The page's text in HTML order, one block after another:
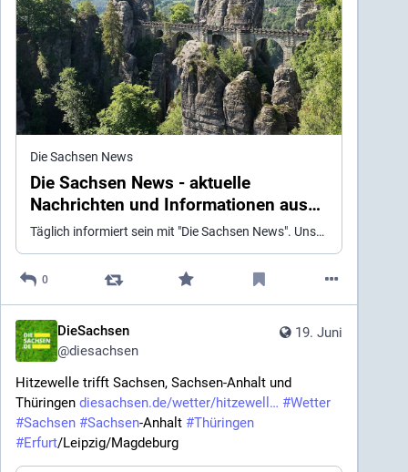
Die Sachsen News
Die Sachsen News - aktuelle
Nachrichten und Informationen aus
Chemnitz, Dresden und Leipzig auf
DieSachsen.de
Täglich informiert sein mit "Die Sachsen News". Unsere Plattform bietet aktuellen Journalismus aus unterschiedlichen Bereichen wie Wirtschaft, Sport, Wissenschaft und Politik. Erstellt von unsere Redaktion und vielen Plattformpartnerinnen und Autorinnen.
0
19. Juni
DieSachsen
@diesachsen
Hitzewelle trifft Sachsen, Sachsen-Anhalt und
Thüringen diesachsen.de/wetter/hitzewell #Wetter
#Sachsen #Sachsen-Anhalt #Thüringen
#Erfurt/Leipzig/Magdeburg